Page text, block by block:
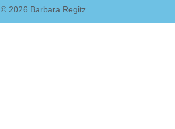
© 2026 Barbara Regitz